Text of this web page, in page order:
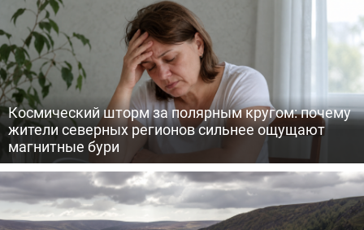
Космический шторм за полярным кругом: почему
жители северных регионов сильнее ощущают
магнитные бури